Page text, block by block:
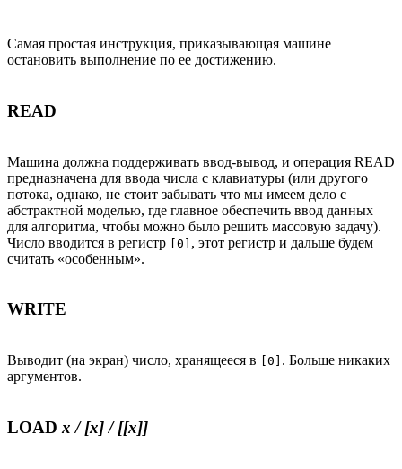
Самая простая инструкция, приказывающая машине
остановить выполнение по ее достижению.
READ
Машина должна поддерживать ввод-вывод, и операция READ
предназначена для ввода числа с клавиатуры (или другого
потока, однако, не стоит забывать что мы имеем дело с
абстрактной моделью, где главное обеспечить ввод данных
для алгоритма, чтобы можно было решить массовую задачу).
Число вводится в регистр [0] , этот регистр и дальше будем
считать «особенным».
WRITE
Выводит (на экран) число, хранящееся в [0] . Больше никаких
аргументов.
LOAD x / [x] / [[x]]